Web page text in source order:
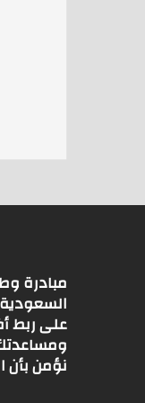
مبادرة
على ربط
نؤمن بأن